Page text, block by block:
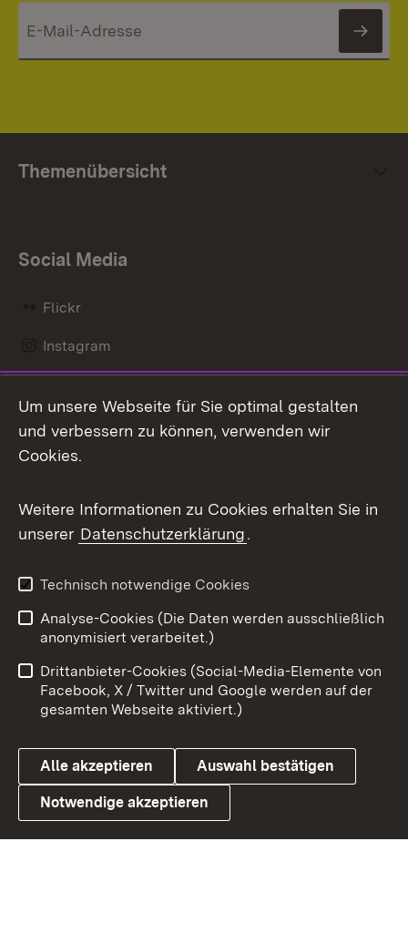
Themenübersicht
Social Media
Flickr
Instagram
Mastodon
Messenger
Social Wall
X / Twitter
Youtube
Link zum Landesportal
Benutzungshinweise
Barrierefreiheit
Datenschutz
Cookies
Um unsere Webseite für Sie optimal gestalten
und verbessern zu können, verwenden wir
Cookies.
Weitere Informationen zu Cookies erhalten Sie in
unserer Datenschutzerklärung.
Technisch notwendige Cookies
Analyse-Cookies (Die Daten werden ausschließlich
anonymisiert verarbeitet.)
Drittanbieter-Cookies (Social-Media-Elemente von
Facebook, X / Twitter und Google werden auf der
gesamten Webseite aktiviert.)
Alle akzeptieren Auswahl bestätigen
Notwendige akzeptieren